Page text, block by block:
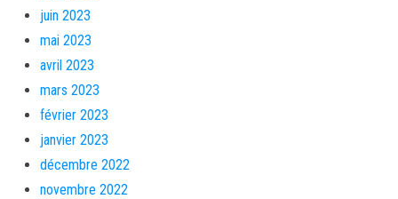
juin 2023
mai 2023
avril 2023
mars 2023
février 2023
janvier 2023
décembre 2022
novembre 2022